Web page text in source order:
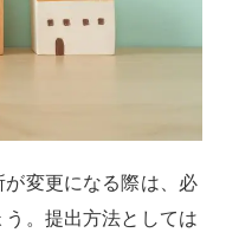
変更になる際は、必
。提出方法としては